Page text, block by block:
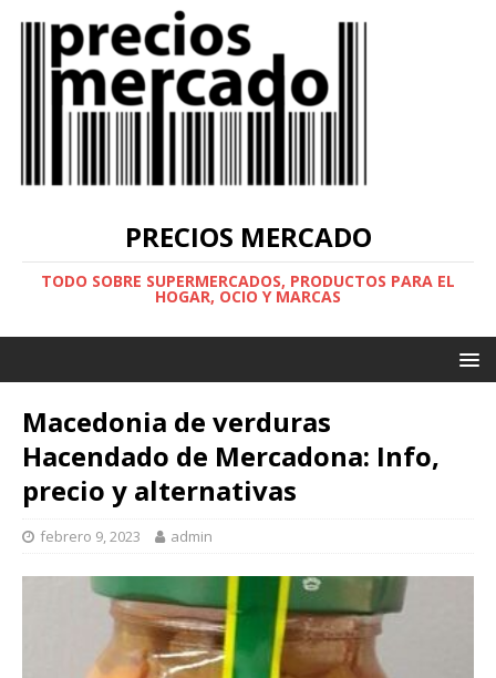
PRECIOS MERCADO
TODO SOBRE SUPERMERCADOS, PRODUCTOS PARA EL
HOGAR, OCIO Y MARCAS
Macedonia de verduras
Hacendado de Mercadona: Info,
precio y alternativas
febrero 9, 2023 admin